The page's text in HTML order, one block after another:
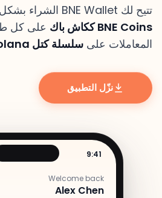
تتيح لك BNE Wallet الشراء بشكل أسرع وكسب
BNE Coins ككاش باك
على كل
المعاملات على سلسلة كتل Solana
نزّل التطبيق
9:41
Welcome back
Alex Chen